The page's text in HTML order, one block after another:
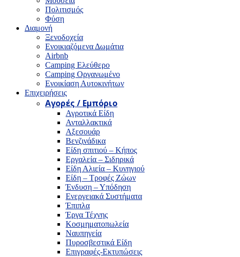
Πολιτισμός
Φύση
Διαμονή
Ξενοδοχεία
Ενοικιαζόμενα Δωμάτια
Airbnb
Camping Ελεύθερο
Camping Οργανωμένο
Ενοικίαση Αυτοκινήτων
Επιχειρήσεις
Αγορές / Εμπόριο
Αγροτικά Είδη
Ανταλλακτικά
Αξεσουάρ
Βενζινάδικα
Είδη σπιτιού – Κήπος
Εργαλεία – Σιδηρικά
Είδη Αλιεία – Κυνηγιού
Είδη – Τροφές Ζώων
Ένδυση – Υπόδηση
Ενεργειακά Συστήματα
Έπιπλα
Έργα Τέχνης
Κοσμηματοπωλεία
Ναυπηγεία
Πυροσβεστικά Είδη
Επιγραφές-Εκτυπώσεις